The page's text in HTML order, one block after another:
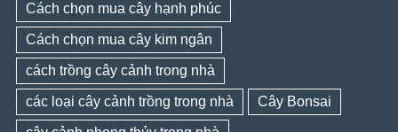
Cách chọn mua cây hạnh phúc
Cách chọn mua cây kim ngân
cách trồng cây cảnh trong nhà
các loại cây cảnh trồng trong nhà Cây Bonsai